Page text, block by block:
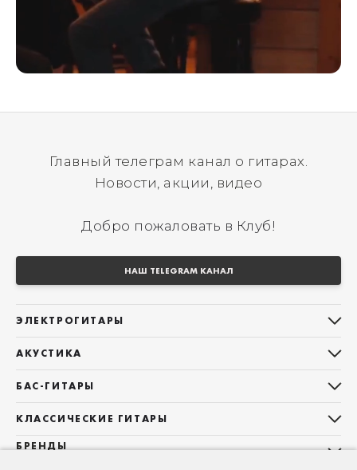
Главный телеграм канал о гитарах.
Новости, акции, видео
Добро пожаловать в Клуб!
НАШ TELEGRAM КАНАЛ
ЭЛЕКТРОГИТАРЫ
Telecaster
Les Paul
Superstrat
АКУСТИКА
Фолки (ОМ, 000, 00)
Гранд Аудиториум
БАС-ГИТАРЫ
Precision Bass
КЛАССИЧЕСКИЕ ГИТАРЫ
Все классические гитары
БРЕНДЫ